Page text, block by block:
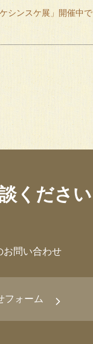
シンスケ展」開催中で
ください
お問い合わせ
フォーム